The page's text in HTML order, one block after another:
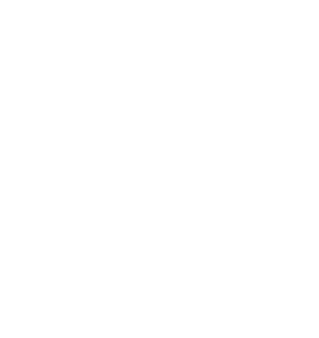
alebo neaktuálne údaje, nahláste zmenu na